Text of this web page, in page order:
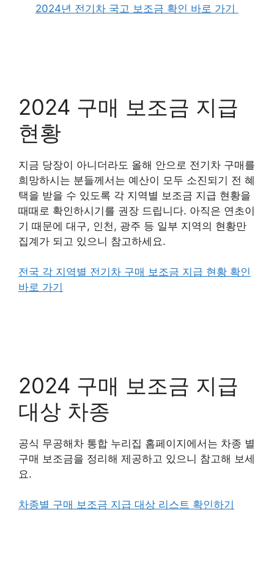
2024년 전기차 국고 보조금 확인 바로 가기
2024 구매 보조금 지급
현황
지금 당장이 아니더라도 올해 안으로 전기차 구매를
희망하시는 분들께서는 예산이 모두 소진되기 전 혜
택을 받을 수 있도록 각 지역별 보조금 지급 현황을
때때로 확인하시기를 권장 드립니다. 아직은 연초이
기 때문에 대구, 인천, 광주 등 일부 지역의 현황만
집계가 되고 있으니 참고하세요.
전국 각 지역별 전기차 구매 보조금 지급 현황 확인
바로 가기
2024 구매 보조금 지급
대상 차종
공식 무공해차 통합 누리집 홈페이지에서는 차종 별
구매 보조금을 정리해 제공하고 있으니 참고해 보세
요.
차종별 구매 보조금 지급 대상 리스트 확인하기